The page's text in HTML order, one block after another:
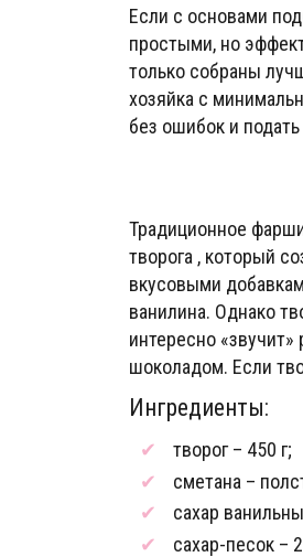
Если с основами
простыми, но
только собраны
хозяйка с
без ошибок и
Традиционное
творога , который
вкусовыми
ванилина. Однако
интересно
шоколадом. Если
Ингредиенты:
творог – 450 г;
сметана –
сахар
сахар-песок –